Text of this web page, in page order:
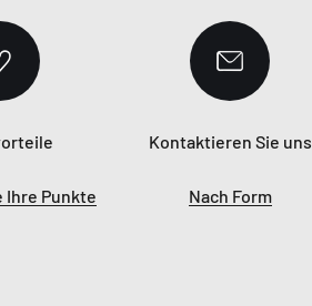
Ihre Punkte
Kontaktieren Sie uns
Nach Form